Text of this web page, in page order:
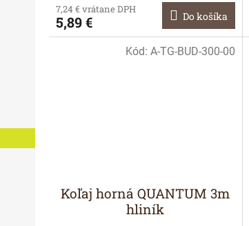
7,24 € vrátane DPH
5,89 € Do košíka
Koľaj horná QUANTUM 3m
hliník
Kód: A-TG-BUD-300-00